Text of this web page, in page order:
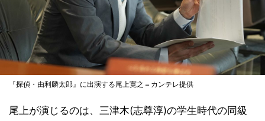
『探偵・由利麟太郎』に出演する尾上寛之＝カンテレ提供
尾上が演じるのは、三津木(志尊淳)の学生時代の同級